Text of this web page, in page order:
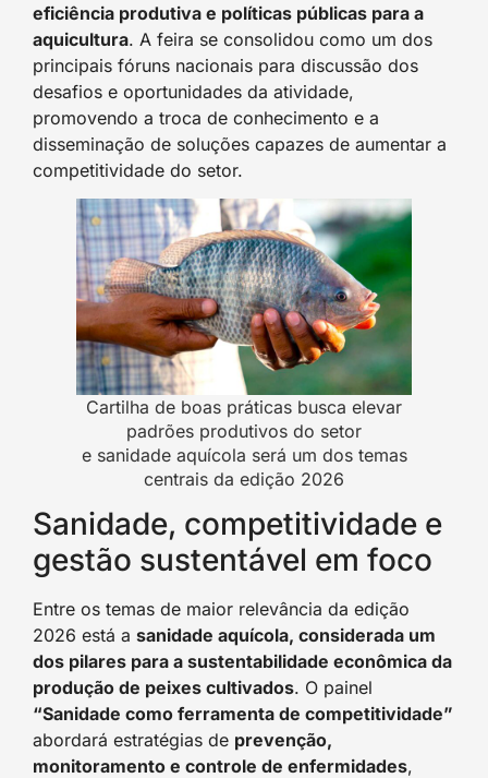
eficiência produtiva e políticas públicas para a
aquicultura. A feira se consolidou como um dos
principais fóruns nacionais para discussão dos
desafios e oportunidades da atividade,
promovendo a troca de conhecimento e a
disseminação de soluções capazes de aumentar a
competitividade do setor.
Cartilha de boas práticas busca elevar
padrões produtivos do setor
e sanidade aquícola será um dos temas
centrais da edição 2026
Sanidade, competitividade e
gestão sustentável em foco
Entre os temas de maior relevância da edição
2026 está a sanidade aquícola, considerada um
dos pilares para a sustentabilidade econômica da
produção de peixes cultivados. O painel
“Sanidade como ferramenta de competitividade”
abordará estratégias de prevenção,
monitoramento e controle de enfermidades,